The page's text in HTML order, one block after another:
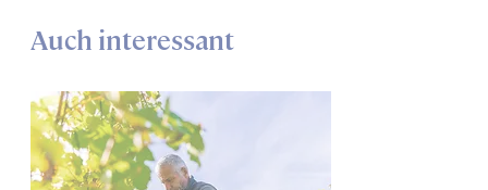
Auch interessant